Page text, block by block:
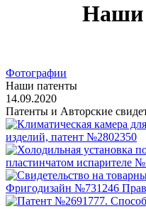
Наши
Фотографии
Наши патенты
14.09.2020
Патенты и Авторские